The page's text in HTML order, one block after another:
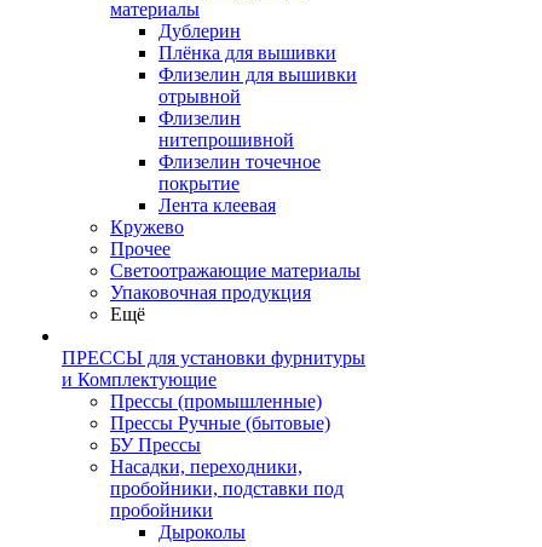
материалы
Дублерин
Плёнка для вышивки
Флизелин для вышивки
отрывной
Флизелин
нитепрошивной
Флизелин точечное
покрытие
Лента клеевая
Кружево
Прочее
Светоотражающие материалы
Упаковочная продукция
Ещё
ПРЕССЫ для установки фурнитуры
и Комплектующие
Прессы (промышленные)
Прессы Ручные (бытовые)
БУ Прессы
Насадки, переходники,
пробойники, подставки под
пробойники
Дыроколы